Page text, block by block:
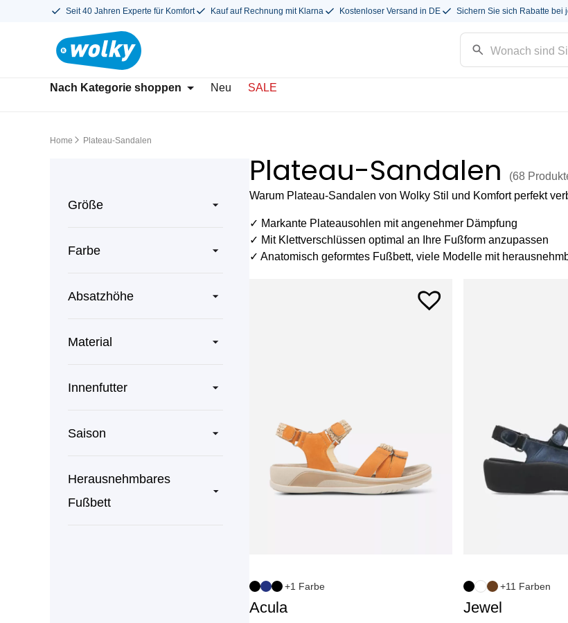
Seit 40 Jahren Experte für Komfort Kauf auf Rechnung mit Klarna Kostenloser Versand in DE Sichern Sie sich Rabatte bei
Nach Kategorie shoppen Neu SALE
Home Plateau-Sandalen
Größe
Farbe
Absatzhöhe
Material
Innenfutter
Saison
Herausnehmbares
Fußbett
Plateau-Sandalen (68
Warum Plateau-Sandalen von Wolky Stil und Komfort perfekt
✓ Markante Plateausohlen mit angenehmer Dämpfung
✓ Mit Klettverschlüssen optimal an Ihre Fußform anzupassen
✓ Anatomisch geformtes Fußbett, viele Modelle mit
+1 Farbe
Acula
+11 Farben
Jewel